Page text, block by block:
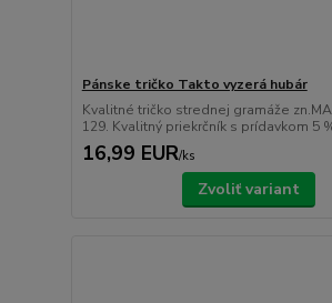
Pánske tričko Takto vyzerá hubár
Kvalitné tričko strednej gramáže
129. Kvalitný priekrčník s prídavkom 5
16,99 EUR/ks
Zvoliť variant